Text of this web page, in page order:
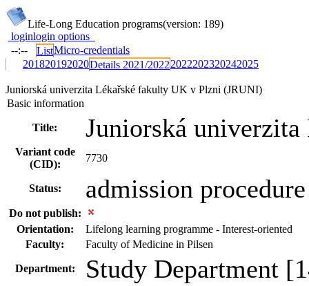
Life-Long Education programs(version: 189)
loginlogin options
--:--
ListMicro-credentials
201820192020Details 2021/20222022202320242025
Juniorská univerzita Lékařské fakulty UK v Plzni (JRUNI)
Basic information
Title: Juniorská
Variant code
(CID):
7730
Status: admission
Do not publish:
Orientation:
Lifelong learning programme - Interest-oriented
Faculty:
Faculty of Medicine in Pilsen
Department: Study Department